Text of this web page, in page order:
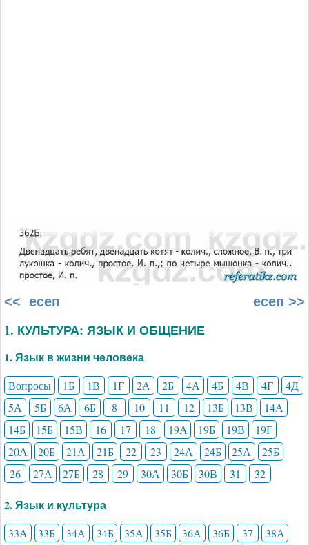
<< есеп есеп >>
1. КУЛЬТУРА: ЯЗЫК И ОБЩЕНИЕ
1. Язык в жизни человека
Вопросы 1Б 1В 1Г 2А 2Б 4А 4Б 4В 4Г
4Д
5А
5Б 6А 6Б 8 10 11 12 13Б 13В
14А
14Б
15Б 15В 16 17 18 19А 19Б 19В
19Г
20А
20Б 21А 21Б 22 23 24А 24Б 25А
25Б
26
27А 27Б 28 29 30А 30Б 30В 31 32
2. Язык и культура
33А 33Б 34А 34Б 35А 35Б 36А 36Б 37
38А